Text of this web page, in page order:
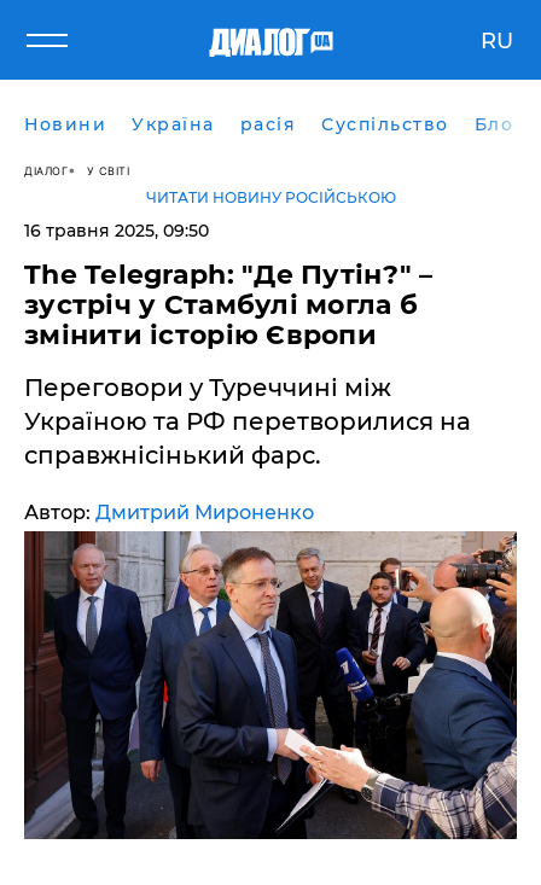
RU
Новини Україна расія Суспільство Блоги
ДІАЛОГ У СВІТІ
ЧИТАТИ НОВИНУ РОСІЙСЬКОЮ
16 травня 2025, 09:50
The Telegraph: "Де Путін?" –
зустріч у Стамбулі могла б
змінити історію Європи
Переговори у Туреччині між
Україною та РФ перетворилися на
справжнісінький фарс.
Автор: Дмитрий Мироненко